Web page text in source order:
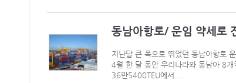
동남아항로/ 운임 약세로
지난달 큰 폭으로 뛰었던 동남아항로
4월 한 달 동안 우리나라와 동남아 8
36만5400TEU에서 ...